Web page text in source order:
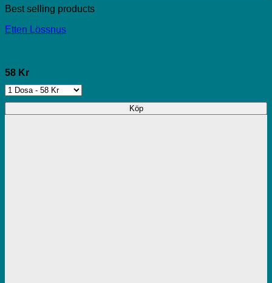
Best selling products
Etten Lössnus
58 Kr
Köp